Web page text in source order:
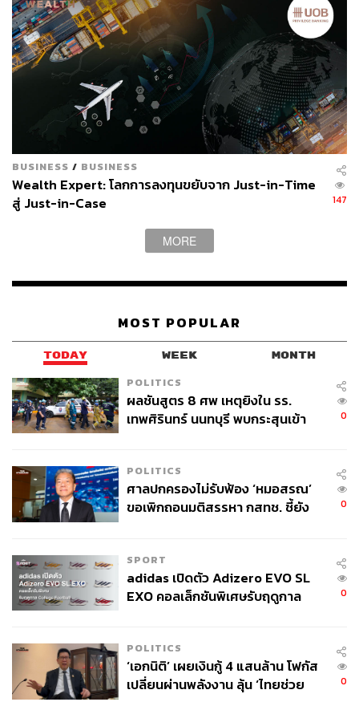
BUSINESS / BUSINESS
Wealth Expert: โลกการลงทุนขยับจาก Just-in-Time
สู่ Just-in-Case
147
MORE
MOST POPULAR
TODAY WEEK MONTH
POLITICS
ผลชันสูตร 8 ศพ เหตุยิงใน รร.
เทพศิรินทร์ นนทบุรี พบกระสุนเข้า
0
POLITICS
ศาลปกครองไม่รับฟ้อง ‘หมอสรณ’
ขอเพิกถอนมติสรรหา กสทช. ชี้ยัง
0
SPORT
adidas เปิดตัว Adizero EVO SL
EXO คอลเล็กชันพิเศษรับฤดูกาล
0
POLITICS
‘เอกนิติ’ เผยเงินกู้ 4 แสนล้าน โฟกัส
เปลี่ยนผ่านพลังงาน ลุ้น ‘ไทยช่วย
0